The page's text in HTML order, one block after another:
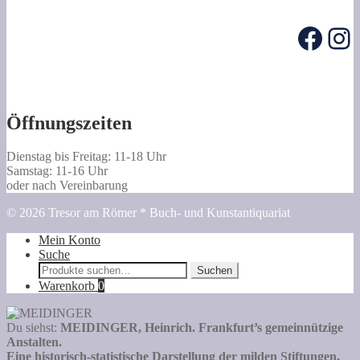
Öffnungszeiten
Dienstag bis Freitag: 11-18 Uhr
Samstag: 11-16 Uhr
oder nach Vereinbarung
© 2026 Tresor am Römer * Buch- und Kunstantiquariat
Mein Konto
Suche
Suche
nach:
Suchen
Warenkorb 0
Du siehst: MEIDINGER, Heinrich. Frankfurt’s gemeinnützige
Anstalten.
Eine historisch-statistische Darstellung der milden Stiftungen,